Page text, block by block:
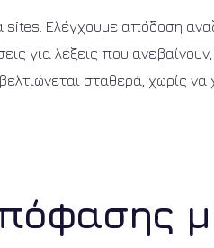
sites. Ελέγχουμε απόδοση
για λέξεις που
σταθερά, χωρίς να